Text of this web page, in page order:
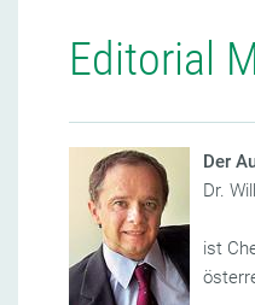
Editorial
Der
Dr.
ist